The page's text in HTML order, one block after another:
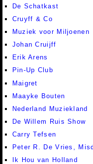
De Schatkast
Cruyff & Co
Muziek voor Miljoenen
Johan Cruijff
Erik Arens
Pin-Up Club
Maigret
Maayke Bouten
Nederland Muziekland
De Willem Ruis Show
Carry Tefsen
Peter R. De Vries,
Ik Hou van Holland